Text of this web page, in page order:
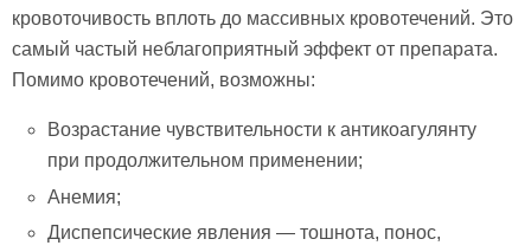
кровоточивость вплоть до массивных кровотечений. Это
самый частый неблагоприятный эффект от препарата.
Помимо кровотечений, возможны:
Возрастание чувствительности к антикоагулянту
при продолжительном применении;
Анемия;
Диспепсические явления — тошнота, понос,